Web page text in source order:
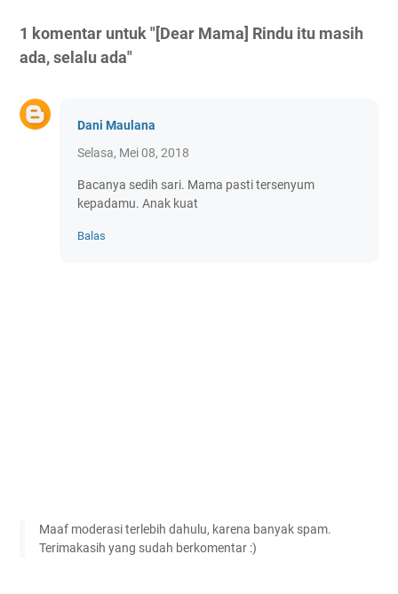
1 komentar untuk "[Dear Mama] Rindu itu masih
ada, selalu ada"
Dani Maulana
Selasa, Mei 08, 2018
Bacanya sedih sari. Mama pasti tersenyum
kepadamu. Anak kuat
Balas
Maaf moderasi terlebih dahulu, karena banyak spam.
Terimakasih yang sudah berkomentar :)